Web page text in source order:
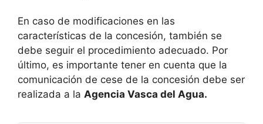
En caso de modificaciones en las
características de la concesión, también se
debe seguir el procedimiento adecuado. Por
último, es importante tener en cuenta que la
comunicación de cese de la concesión debe ser
realizada a la Agencia Vasca del Agua.